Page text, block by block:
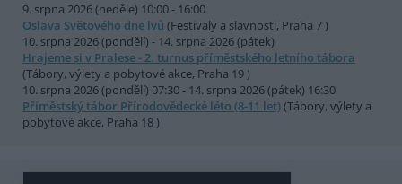
9. srpna 2026 (neděle) 10:00 - 16:00
Oslava Světového dne lvů (Festivaly a slavnosti, Praha 7 )
10. srpna 2026 (pondělí) - 14. srpna 2026 (pátek)
Hrajeme si v Pralese - 2. turnus příměstského letního tábora
(Tábory, výlety a pobytové akce, Praha 19 )
10. srpna 2026 (pondělí) 07:30 - 14. srpna 2026 (pátek) 16:30
Příměstský tábor Přírodovědecké léto (8-11 let)(Tábory, výlety a
pobytové akce, Praha 18 )